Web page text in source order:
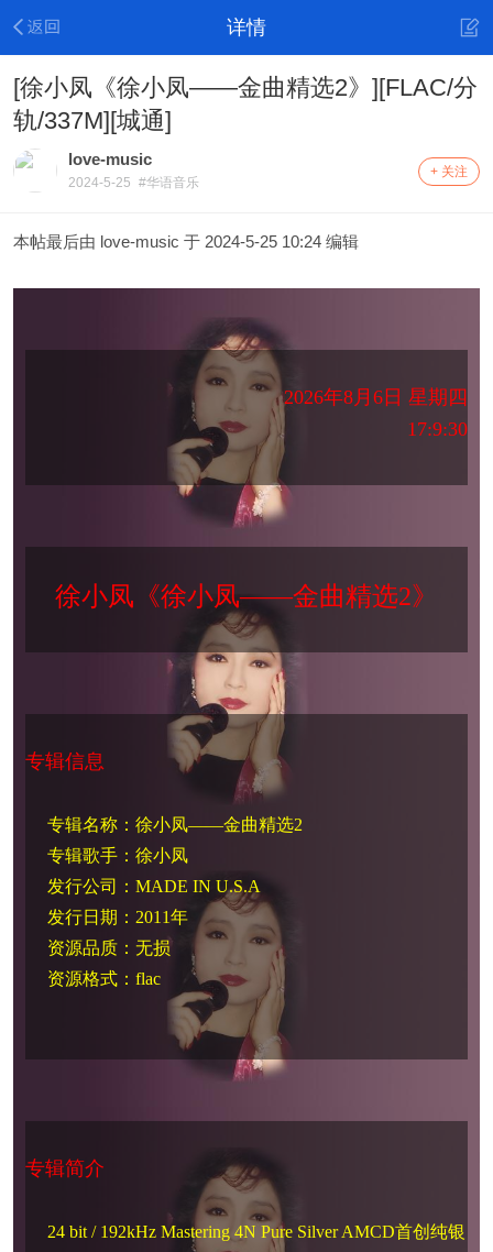
详情
[徐小凤《徐小凤——金曲精选2》][FLAC/分
轨/337M][城通]
love-music
2024-5-25 #华语音乐
+ 关注
本帖最后由 love-music 于 2024-5-25 10:24 编辑
2026年8月6日 星期四
17:9:31
徐小凤《徐小凤——金曲精选2》
专辑信息
专辑名称：徐小凤——金曲精选2
专辑歌手：徐小凤
发行公司：MADE IN U.S.A
发行日期：2011年
资源品质：无损
资源格式：flac
专辑简介
24 bit / 192kHz Mastering 4N Pure Silver AMCD首创纯银